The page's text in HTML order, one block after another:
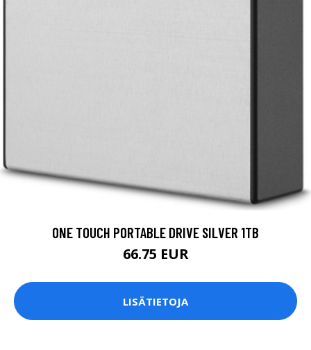
ONE TOUCH PORTABLE DRIVE SILVER 1TB
66.75 EUR
LISÄTIETOJA